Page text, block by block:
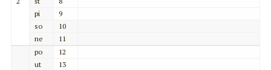
pi
9
so
10
ne
11
po
12
ut
13